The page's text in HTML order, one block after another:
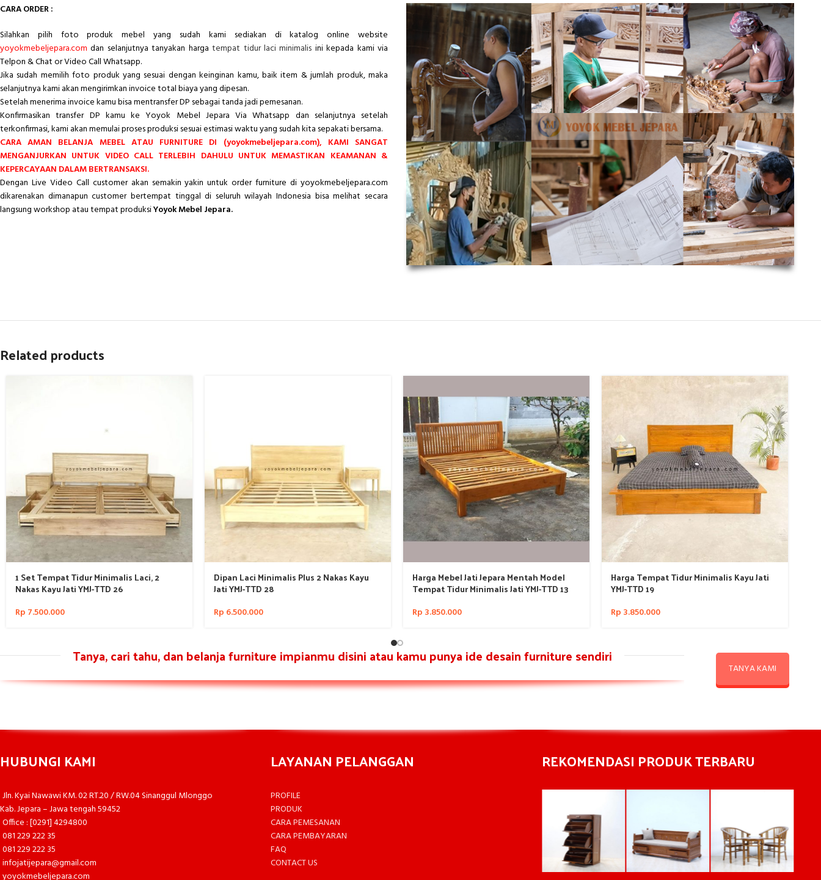
CARA ORDER :
Silahkan pilih foto produk mebel yang sudah kami sediakan di katalog online website
yoyokmebeljepara.com dan selanjutnya tanyakan hargatempat tidur laci minimalis ini kepada kami via
Telpon & Chat or Video Call Whatsapp.
Jika sudah memilih foto produk yang sesuai dengan keinginan kamu, baik item & jumlah produk, maka
selanjutnya kami akan mengirimkan invoice total biaya yang dipesan.
Setelah menerima invoice kamu bisa mentransfer DP sebagai tanda jadi pemesanan.
Konfirmasikan transfer DP kamu ke Yoyok Mebel Jepara Via Whatsapp dan selanjutnya setelah
terkonfirmasi, kami akan memulai proses produksi sesuai estimasi waktu yang sudah kita sepakati bersama.
CARA AMAN BELANJA MEBEL ATAU FURNITURE DI (yoyokmebeljepara.com), KAMI SANGAT
MENGANJURKAN UNTUK VIDEO CALL TERLEBIH DAHULU UNTUK MEMASTIKAN KEAMANAN &
KEPERCAYAAN DALAM BERTRANSAKSI.
Dengan Live Video Call customer akan semakin yakin untuk order furniture di yoyokmebeljepara.com
dikarenakan dimanapun customer bertempat tinggal di seluruh wilayah Indonesia bisa melihat secara
langsung workshop atau tempat produksiYoyok Mebel Jepara.
Related products
1 Set Tempat Tidur Minimalis Laci, 2
Nakas Kayu Jati YMJ-TTD 26
Rp 7.500.000
Dipan Laci Minimalis Plus 2 Nakas Kayu
Jati YMJ-TTD 28
Rp 6.500.000
Harga Mebel Jati Jepara Mentah Model
Tempat Tidur Minimalis Jati YMJ-TTD 13
Rp 3.850.000
Harga Tempat Tidur Minimalis Kayu Jati
YMJ-TTD 19
Rp 3.850.000
Tanya, cari tahu, dan belanja furniture impianmu disini atau kamu punya ide desain furniture sendiri
TANYA KAMI
HUBUNGI KAMI
Jln. Kyai Nawawi KM. 02 RT.20 / RW.04 Sinanggul Mlonggo
Kab. Jepara – Jawa tengah 59452
Office : [0291] 4294800
081 229 222 35
081 229 222 35
infojatijepara@gmail.com
yoyokmebeljepara.com
LAYANAN PELANGGAN
PROFILE
PRODUK
CARA PEMESANAN
CARA PEMBAYARAN
FAQ
CONTACT US
REKOMENDASI PRODUK TERBARU